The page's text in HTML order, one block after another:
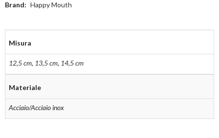
Brand: Happy Mouth
Misura
12,5 cm, 13,5 cm, 14,5 cm
Materiale
Acciaio/Acciaio inox